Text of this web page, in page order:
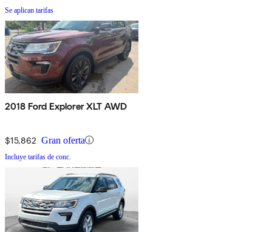
Se aplican tarifas
2018 Ford Explorer XLT AWD
$15,862 Gran oferta
Incluye tarifas de conc.